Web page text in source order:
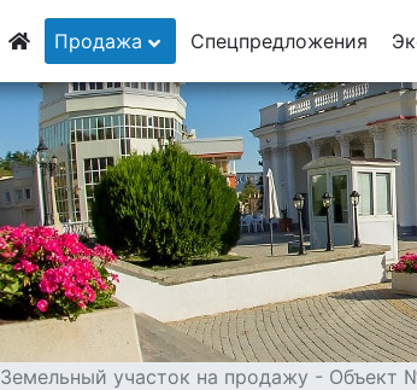
8 (928) 5555-929
8 (928) 3054-111
Продажа Спецпредложения
Земельный участок на продажу - Объект